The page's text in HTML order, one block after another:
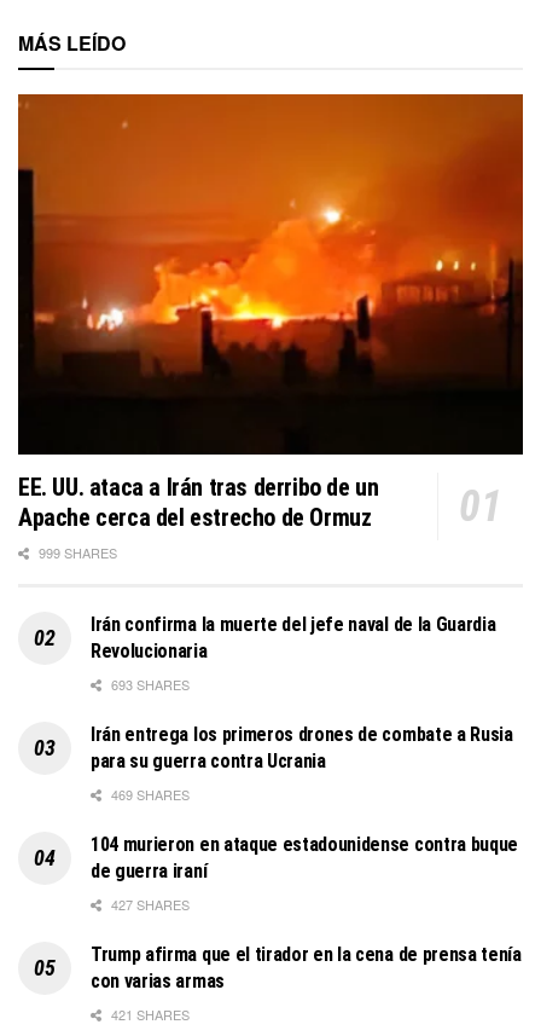
MÁS LEÍDO
EE. UU. ataca a Irán tras derribo de un
Apache cerca del estrecho de Ormuz
999 SHARES
Irán confirma la muerte del jefe naval de la Guardia
Revolucionaria
693 SHARES
Irán entrega los primeros drones de combate a Rusia
para su guerra contra Ucrania
469 SHARES
104 murieron en ataque estadounidense contra buque
de guerra iraní
427 SHARES
Trump afirma que el tirador en la cena de prensa tenía
con varias armas
421 SHARES